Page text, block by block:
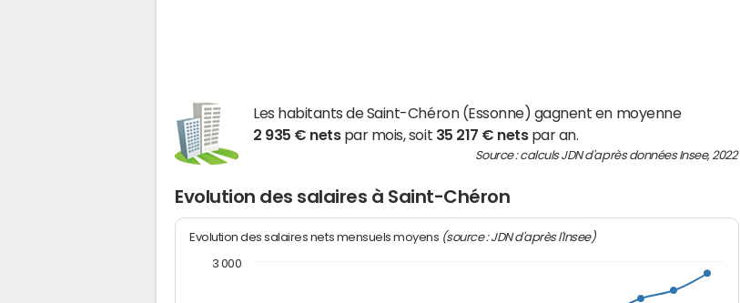
Les habitants de Saint-Chéron (Essonne) gagnent en moyenne
2 935 € netspar mois, soit 35 217 € netspar an.
Source : calculs JDN d'après données Insee, 2022
Evolution des salaires à Saint-Chéron
Evolution des salaires nets mensuels moyens (source : JDN d'après l'Insee)
3 000